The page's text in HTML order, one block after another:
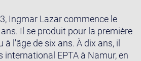
Ingmar Lazar commence le
Il se produit pour la première
à l'âge de six ans. À dix ans, il
international EPTA à Namur, en